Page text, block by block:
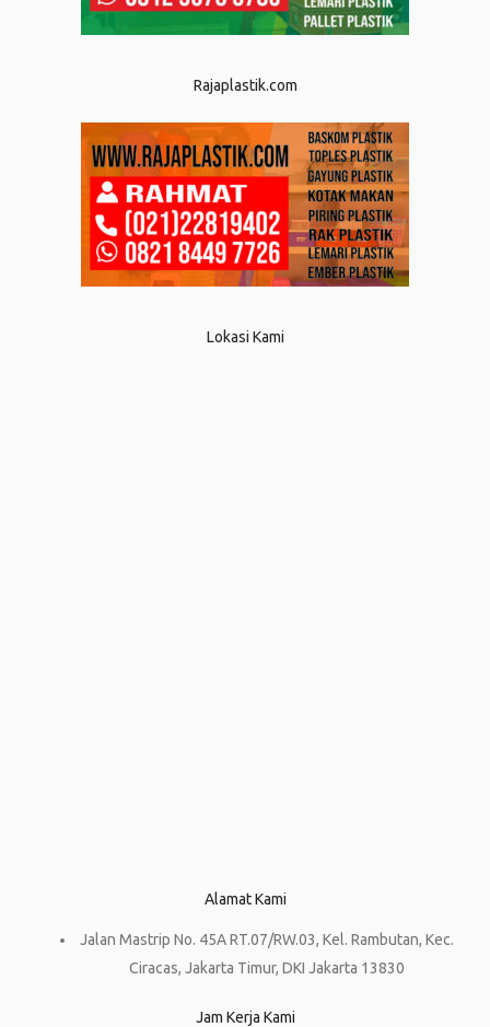
Rajaplastik.com
Lokasi Kami
Alamat Kami
Jalan Mastrip No. 45A RT.07/RW.03, Kel. Rambutan, Kec.
Ciracas, Jakarta Timur, DKI Jakarta 13830
Jam Kerja Kami